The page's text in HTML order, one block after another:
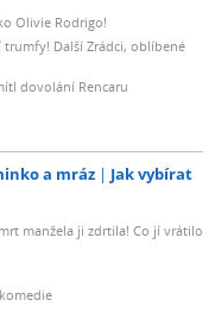
Olivie Rodrigo!
trumfy! Další Zrádci, oblíbené
dovolání Rencaru
a mráz
Jak vybírat
manžela ji zdrtila! Co jí vrátilo